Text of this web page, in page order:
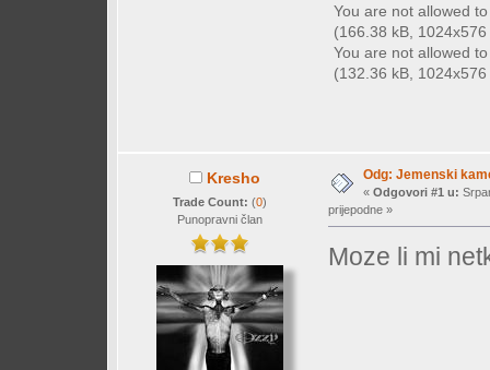
You are not allowed
(166.38 kB,
You are not allowed
(132.36 kB,
Kresho
Trade Count: (0)
Punopravni član
Odg: Jemenski
« Odgovori #1 u:
prijepodne »
Moze li mi